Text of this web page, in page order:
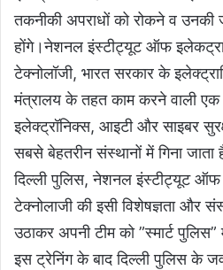
तकनीकी अपराधों को रोकने व उनकी
होंगे।नेशनल इंस्टीट्यूट ऑफ
टेक्नोलॉजी, भारत सरकार के
मंत्रालय के तहत काम करने वाली एक
इलेक्ट्रॉनिक्स, आइटी और साइबर
सबसे बेहतरीन संस्थानों में गिना
दिल्ली पुलिस, नेशनल इंस्टीट्यूट ऑफ
टेक्नोलाजी की इसी विशेषज्ञता और
उठाकर अपनी टीम को ”स्मार्ट
इस ट्रेनिंग के बाद दिल्ली पुलिस के